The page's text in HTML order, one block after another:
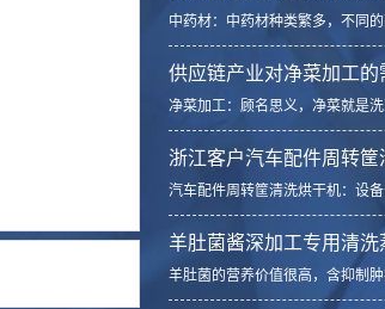
中药材：中药材种类繁多，不同
产地、颜色、包装、质量。其中
主要有：（1）滚筒去杂机（毛辊
供应链产业对净菜加工的
净菜加工：顾名思义，净菜就是
菜加工适用场景：适用于学校食
境。净菜加工流程：1.预处理：毛
浙江客户汽车配件周转
汽车配件周转筐清洗烘干机：设
水箱，一段热碱水喷淋段（50-
水箱。二段冲刷残留污垢，可选
羊肚菌酱深加工专用清
羊肚菌的营养价值很高，含抑制
力、抗疲劳、抗病毒、抑制肿瘤